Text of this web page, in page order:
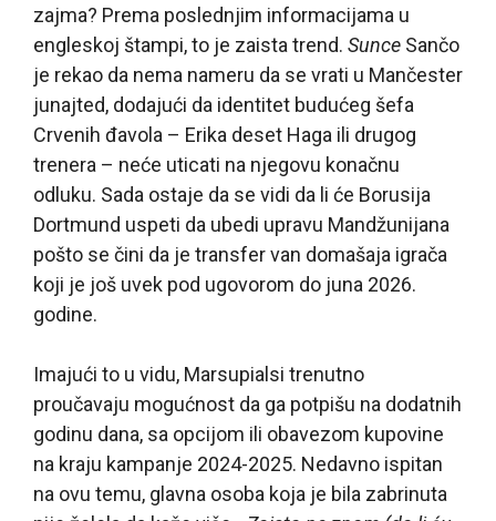
zajma? Prema poslednjim informacijama u
engleskoj štampi, to je zaista trend. Sunce Sančo
je rekao da nema nameru da se vrati u Mančester
junajted, dodajući da identitet budućeg šefa
Crvenih đavola – Erika deset Haga ili drugog
trenera – neće uticati na njegovu konačnu
odluku. Sada ostaje da se vidi da li će Borusija
Dortmund uspeti da ubedi upravu Mandžunijana
pošto se čini da je transfer van domašaja igrača
koji je još uvek pod ugovorom do juna 2026.
godine.
Imajući to u vidu, Marsupialsi trenutno
proučavaju mogućnost da ga potpišu na dodatnih
godinu dana, sa opcijom ili obavezom kupovine
na kraju kampanje 2024-2025. Nedavno ispitan
na ovu temu, glavna osoba koja je bila zabrinuta